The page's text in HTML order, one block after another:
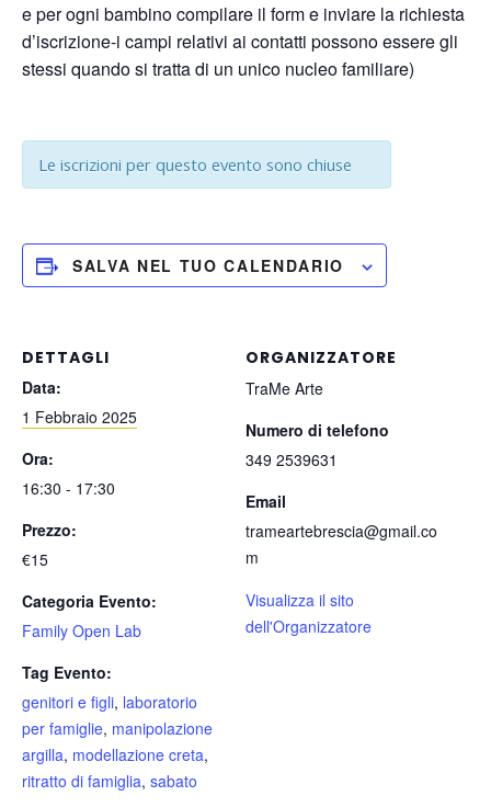
e per ogni bambino compilare il form e inviare la richiesta
d’iscrizione-i campi relativi ai contatti possono essere gli
stessi quando si tratta di un unico nucleo familiare)
Le iscrizioni per questo evento sono chiuse
SALVA NEL TUO CALENDARIO
DETTAGLI
Data:
1 Febbraio 2025
Ora:
16:30 - 17:30
Prezzo:
€15
Categoria Evento:
Family Open Lab
Tag Evento:
genitori e figli, laboratorio
per famiglie, manipolazione
argilla, modellazione creta,
ritratto di famiglia, sabato
ORGANIZZATORE
TraMe Arte
Numero di telefono
349 2539631
Email
trameartebrescia@gmail.co
m
Visualizza il sito
dell'Organizzatore